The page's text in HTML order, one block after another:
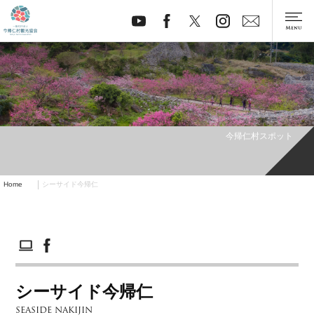
今帰仁村スポット
Home シーサイド今帰仁
シーサイド今帰仁
SEASIDE NAKIJIN